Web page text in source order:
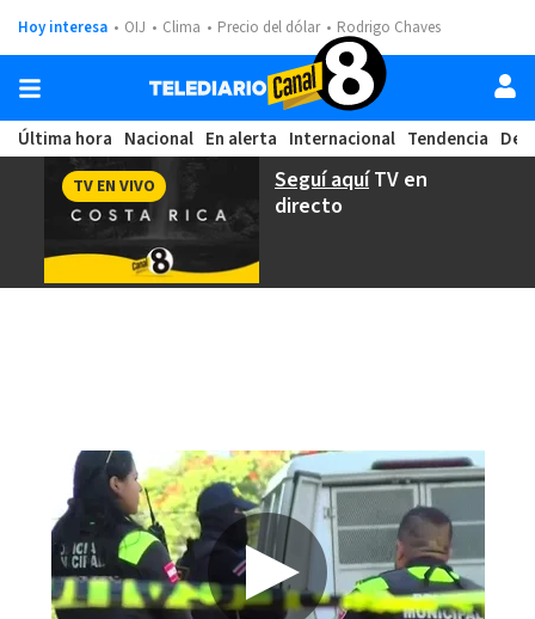
Hoy interesa OIJ Clima Precio del dólar Rodrigo Chaves
Última hora Nacional En alerta Internacional Tendencia
Seguí aquíTV en
directo
TV EN VIVO